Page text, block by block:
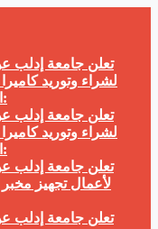
تعلن جامعة إدلب
لشراء وتوريد
الإعلامي في جامعة إدلب وفق الآتي:
تعلن جامعة إدلب
لشراء وتوريد
الإعلامي في جامعة إدلب وفق الآتي:
تعلن جامعة إدلب
لأعمال تجهيز
تعلن جامعة إدلب